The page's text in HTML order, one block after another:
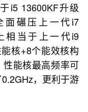
i5 13600KF升级
面碾压上一代i7
相当于上一代i9
核+8个能效核构
能核最高频率可
，更利于游